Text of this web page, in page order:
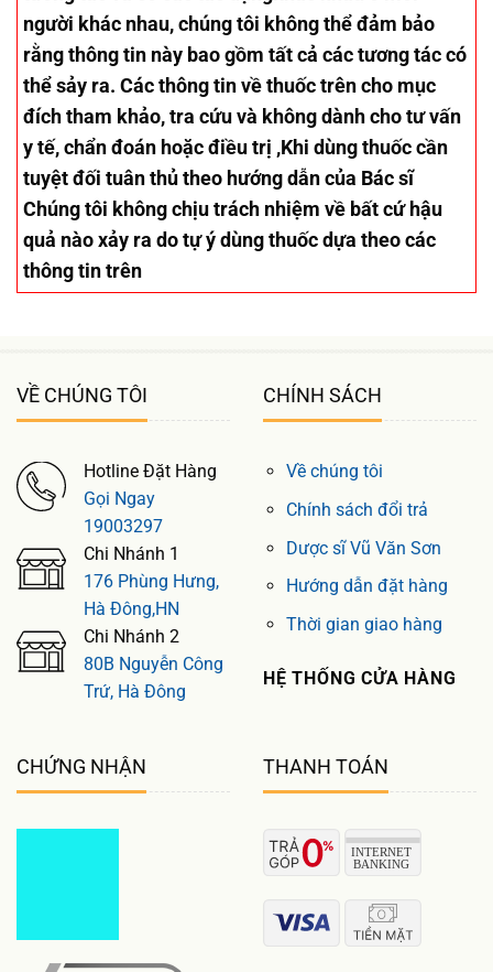
người khác nhau, chúng tôi không thể đảm bảo
rằng thông tin này bao gồm tất cả các tương tác có
thể sảy ra. Các thông tin về thuốc trên cho mục
đích tham khảo, tra cứu và không dành cho tư vấn
y tế, chẩn đoán hoặc điều trị ,Khi dùng thuốc cần
tuyệt đối tuân thủ theo hướng dẫn của Bác sĩ
Chúng tôi không chịu trách nhiệm về bất cứ hậu
quả nào xảy ra do tự ý dùng thuốc dựa theo các
thông tin trên
VỀ CHÚNG TÔI
Hotline Đặt Hàng
Gọi Ngay
19003297
Chi Nhánh 1
176 Phùng Hưng,
Hà Đông,HN
Chi Nhánh 2
80B Nguyễn Công
Trứ, Hà Đông
CHÍNH SÁCH
Về chúng tôi
Chính sách đổi trả
Dược sĩ Vũ Văn Sơn
Hướng dẫn đặt hàng
Thời gian giao hàng
HỆ THỐNG CỬA HÀNG
CHỨNG NHẬN THANH TOÁN